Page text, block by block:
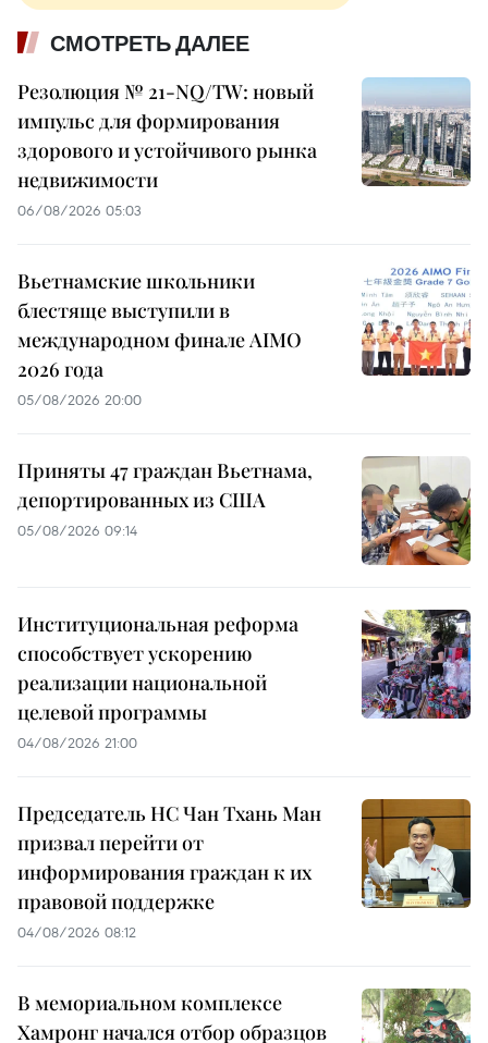
СМОТРЕТЬ ДАЛЕЕ
Резолюция № 21-NQ/TW: новый
импульс для формирования
здорового и устойчивого рынка
недвижимости
06/08/2026 05:03
Вьетнамские школьники
блестяще выступили в
международном финале AIMO
2026 года
05/08/2026 20:00
Приняты 47 граждан Вьетнама,
депортированных из США
05/08/2026 09:14
Институциональная реформа
способствует ускорению
реализации национальной
целевой программы
04/08/2026 21:00
Председатель НС Чан Тхань Ман
призвал перейти от
информирования граждан к их
правовой поддержке
04/08/2026 08:12
В мемориальном комплексе
Хамронг начался отбор образцов